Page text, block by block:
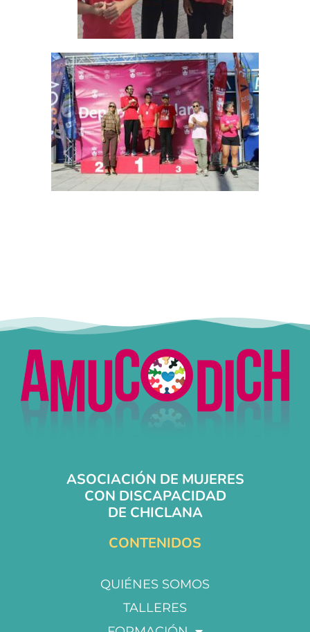
ASOCIACIÓN DE MUJERES
CON DISCAPACIDAD
DE CHICLANA
CONTENIDOS
QUIÉNES SOMOS
TALLERES